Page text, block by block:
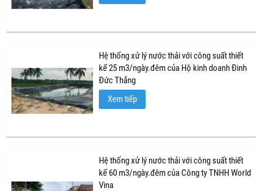
Hệ thống xử lý nước thải với công suất thiết
kế 25 m3/ngày.đêm của Hộ kinh doanh Đinh
Đức Thắng
Xem tiếp
Hệ thống xử lý nước thải với công suất thiết
kế 60 m3/ngày.đêm của Công ty TNHH World
Vina